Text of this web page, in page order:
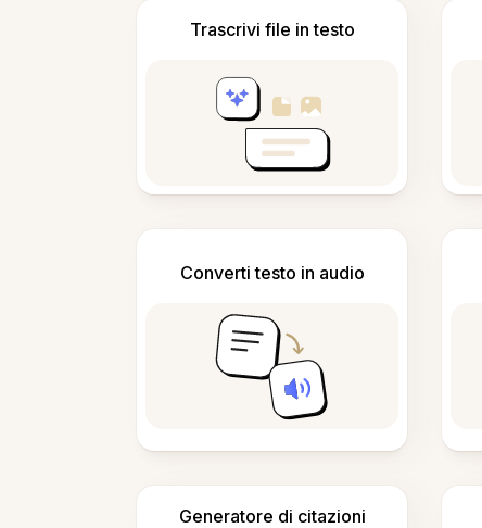
Trascrivi file in testo
Converti testo in audio
Generatore di citazioni